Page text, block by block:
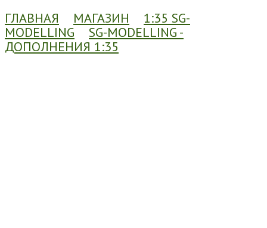
ГЛАВНАЯ
МАГАЗИН
1:35 SG-
MODELLING
SG-MODELLING -
ДОПОЛНЕНИЯ 1:35